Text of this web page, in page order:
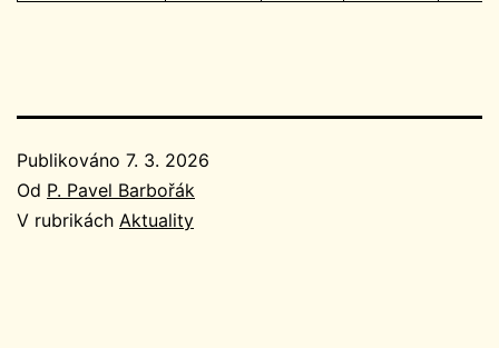
Publikováno 7. 3. 2026
Od P. Pavel Barbořák
V rubrikách Aktuality